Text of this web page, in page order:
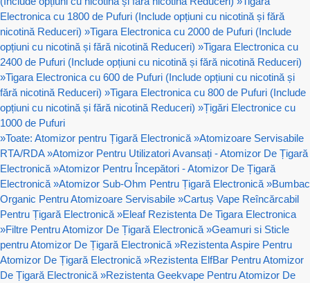
Electronica cu 1800 de Pufuri (Include opțiuni cu nicotină și fără
nicotină Reduceri) »Tigara Electronica cu 2000 de Pufuri (Include
opțiuni cu nicotină și fără nicotină Reduceri) »Tigara Electronica cu
2400 de Pufuri (Include opțiuni cu nicotină și fără nicotină Reduceri)
»Tigara Electronica cu 600 de Pufuri (Include opțiuni cu nicotină și
fără nicotină Reduceri) »Tigara Electronica cu 800 de Pufuri (Include
opțiuni cu nicotină și fără nicotină Reduceri) »Țigări Electronice cu
1000 de Pufuri
»Toate: Atomizor pentru Țigară Electronică »Atomizoare Servisabile
RTA/RDA »Atomizor Pentru Utilizatori Avansați - Atomizor De Țigară
Electronică »Atomizor Pentru Începători - Atomizor De Țigară
Electronică »Atomizor Sub-Ohm Pentru Țigară Electronică »Bumbac
Organic Pentru Atomizoare Servisabile »Cartuș Vape Reîncărcabil
Pentru Țigară Electronică »Eleaf Rezistenta De Tigara Electronica
»Filtre Pentru Atomizor De Țigară Electronică »Geamuri si Sticle
pentru Atomizor De Țigară Electronică »Rezistenta Aspire Pentru
Atomizor De Țigară Electronică »Rezistenta ElfBar Pentru Atomizor
De Țigară Electronică »Rezistenta Geekvape Pentru Atomizor De